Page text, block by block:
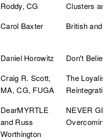
Roddy, CG
Clusters
Carol Baxter British and
Daniel Horowitz
Don't
Craig R. Scott,
MA, CG, FUGA
The
DearMYRTLE
and Russ
Worthington
NEVER